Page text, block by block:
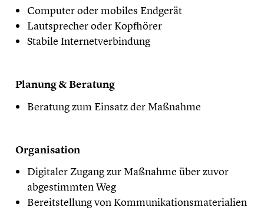
Computer oder mobiles Endgerät
Lautsprecher oder Kopfhörer
Stabile Internetverbindung
​Planung & Beratung
Beratung zum Einsatz der Maßnahme
​Organisation
Digitaler Zugang zur Maßnahme über zuvor
abgestimmten Weg
Bereitstellung von Kommunikationsmaterialien